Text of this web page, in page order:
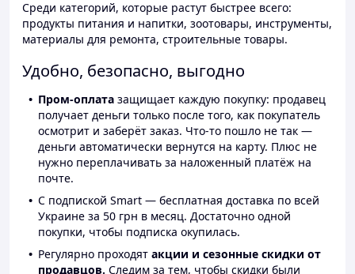
Среди категорий, которые растут быстрее всего:
продукты питания и напитки, зоотовары, инструменты,
материалы для ремонта, строительные товары.
Удобно, безопасно, выгодно
Пром-оплата защищает каждую покупку: продавец
получает деньги только после того, как покупатель
осмотрит и заберёт заказ. Что-то пошло не так —
деньги автоматически вернутся на карту. Плюс не
нужно переплачивать за наложенный платёж на
почте.
С подпиской Smart — бесплатная доставка по всей
Украине за 50 грн в месяц. Достаточно одной
покупки, чтобы подписка окупилась.
Регулярно проходят акции и сезонные скидки от
продавцов. Следим за тем, чтобы скидки были